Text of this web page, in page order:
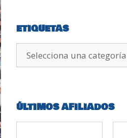
ETIQUETAS
ÚLTIMOS AFILIADOS